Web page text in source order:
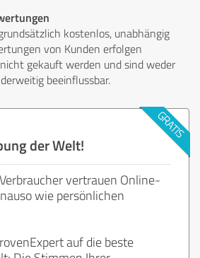
kostenlos, unabhängig
von Kunden erfolgen
gekauft werden und sind weder
beeinflussbar.
der Welt!
vertrauen Online-
wie persönlichen
auf die beste